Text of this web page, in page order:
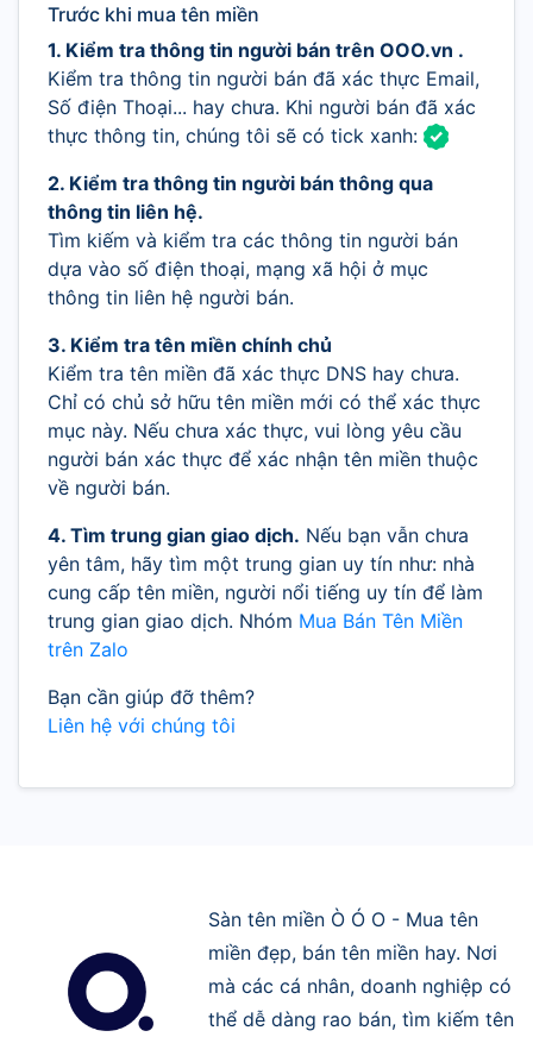
Trước khi mua tên miền
1. Kiểm tra thông tin người bán trên OOO.vn .
Kiểm tra thông tin người bán đã xác thực Email,
Số điện Thoại... hay chưa. Khi người bán đã xác
thực thông tin, chúng tôi sẽ có tick xanh:
2. Kiểm tra thông tin người bán thông qua
thông tin liên hệ.
Tìm kiếm và kiểm tra các thông tin người bán
dựa vào số điện thoại, mạng xã hội ở mục
thông tin liên hệ người bán.
3. Kiểm tra tên miền chính chủ
Kiểm tra tên miền đã xác thực DNS hay chưa.
Chỉ có chủ sở hữu tên miền mới có thể xác thực
mục này. Nếu chưa xác thực, vui lòng yêu cầu
người bán xác thực để xác nhận tên miền thuộc
về người bán.
4. Tìm trung gian giao dịch. Nếu bạn vẫn chưa
yên tâm, hãy tìm một trung gian uy tín như: nhà
cung cấp tên miền, người nổi tiếng uy tín để làm
trung gian giao dịch. Nhóm Mua Bán Tên Miền
trên Zalo
Bạn cần giúp đỡ thêm?
Liên hệ với chúng tôi
Sàn tên miền Ò Ó O - Mua tên
miền đẹp, bán tên miền hay. Nơi
mà các cá nhân, doanh nghiệp có
thể dễ dàng rao bán, tìm kiếm tên